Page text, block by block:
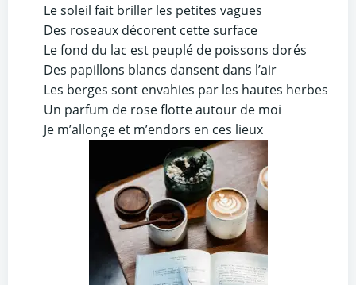
Le soleil fait briller les petites vagues
Des roseaux décorent cette surface
Le fond du lac est peuplé de poissons dorés
Des papillons blancs dansent dans l’air
Les berges sont envahies par les hautes herbes
Un parfum de rose flotte autour de moi
Je m’allonge et m’endors en ces lieux